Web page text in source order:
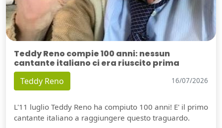
Teddy Reno compie 100 anni: nessun
cantante italiano ci era riuscito prima
Teddy Reno 16/07/2026
L'11 luglio Teddy Reno ha compiuto 100 anni! E' il primo
cantante italiano a raggiungere questo traguardo.